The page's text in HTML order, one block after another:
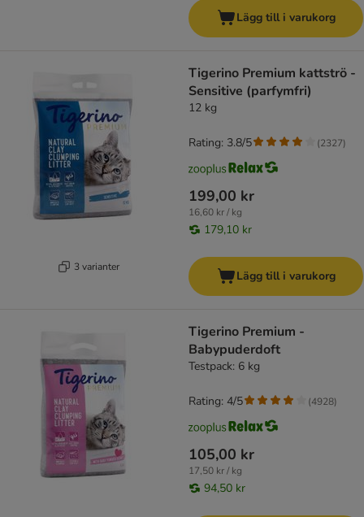
Lägg till i varukorg
3 varianter
Tigerino Premium kattströ -
Sensitive (parfymfri)
12 kg
199,00 kr
16,60 kr / kg
179,10 kr
Rating: 3.8/5 (2327)
Lägg till i varukorg
Tigerino Premium -
Babypuderdoft
Testpack: 6 kg
105,00 kr
17,50 kr / kg
94,50 kr
Rating: 4/5 (4928)